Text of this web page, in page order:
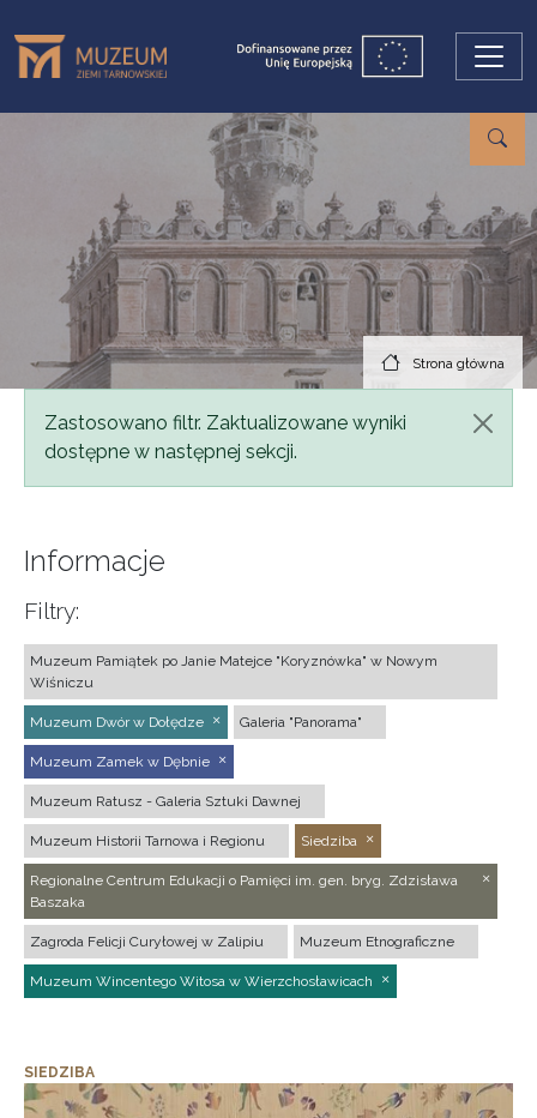
Strona główna
Komunikat
Zastosowano filtr. Zaktualizowane wyniki
dostępne w następnej sekcji.
Informacje
Filtry:
Muzeum Pamiątek po Janie Matejce "Koryznówka" w Nowym
Wiśniczu
Muzeum Dwór w Dołędze Galeria "Panorama"
Muzeum Zamek w Dębnie
Muzeum Ratusz - Galeria Sztuki Dawnej
Muzeum Historii Tarnowa i Regionu Siedziba
Regionalne Centrum Edukacji o Pamięci im. gen. bryg. Zdzisława
Baszaka
Zagroda Felicji Curyłowej w Zalipiu Muzeum Etnograficzne
Muzeum Wincentego Witosa w Wierzchosławicach
SIEDZIBA